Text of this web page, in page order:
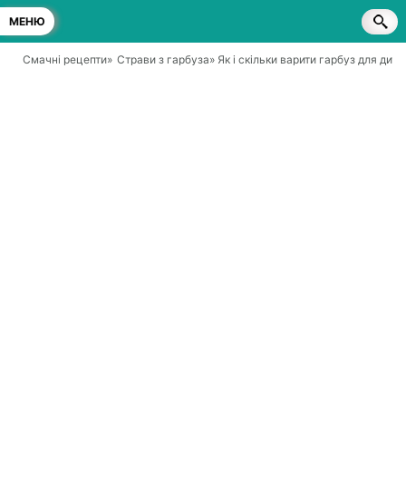
МЕНЮ
Смачні рецепти» Страви з гарбуза» Як і скільки варити гарбуз для